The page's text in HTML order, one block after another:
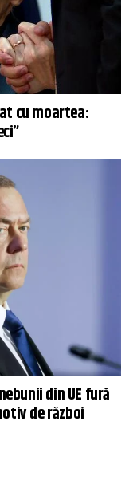
cu moartea:
din UE fură
de război